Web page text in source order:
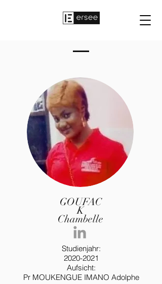
GOUFAC
K
Chambelle
Studienjahr:
2020-2021
Aufsicht:
Pr MOUKENGUE IMANO Adolphe